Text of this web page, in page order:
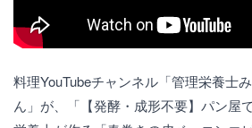
料理YouTubeチャンネル「管理栄養士
ん」が、「【発酵・成形不要】パン屋